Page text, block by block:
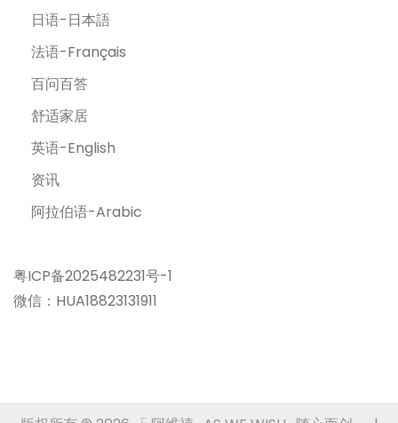
日语-日本語
法语-Français
百问百答
舒适家居
英语-English
资讯
阿拉伯语-Arabic
粤ICP备2025482231号-1
微信：HUA18823131911